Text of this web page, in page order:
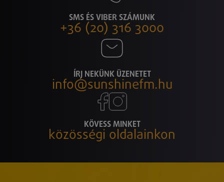
SMS ÉS VIBER SZÁMUNK
+36 (20) 316 3000
ÍRJ NEKÜNK ÜZENETET
info@sunshinefm.hu
KÖVESS MINKET
közösségi oldalainkon